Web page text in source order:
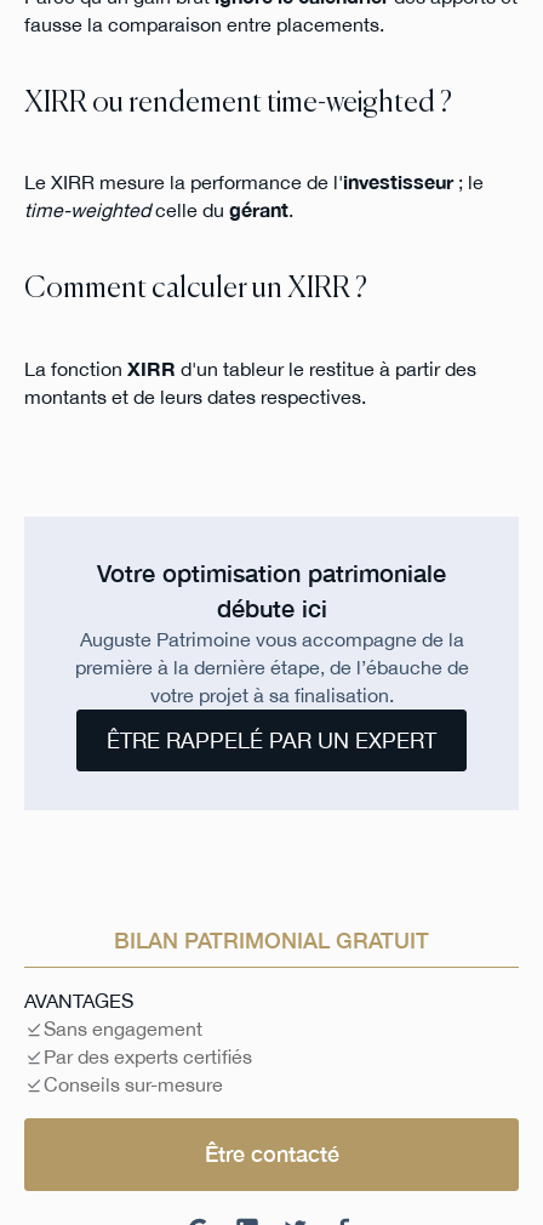
fausse la comparaison entre placements.
XIRR ou rendement time-weighted ?
Le XIRR mesure la performance de l'investisseur; le
time-weightedcelle du gérant.
Comment calculer un XIRR ?
La fonction XIRR d'un tableur le restitue à partir des
montants et de leurs dates respectives.
Votre optimisation patrimoniale
débute ici
Auguste Patrimoine vous accompagne de la
première à la dernière étape, de l’ébauche de
votre projet à sa finalisation.
ÊTRE RAPPELÉ PAR UN EXPERT
BILAN PATRIMONIAL GRATUIT
AVANTAGES
Sans engagement
Par des experts certifiés
Conseils sur-mesure
Être contacté